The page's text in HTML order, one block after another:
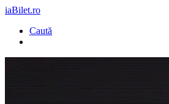
iaBilet.ro
Caută